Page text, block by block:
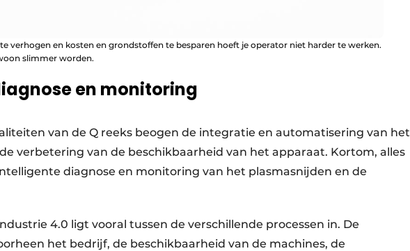
verhogen en kosten en grondstoffen te besparen hoeft je operator niet harder te werken.
slimmer worden.
en monitoring
van de Q reeks beogen de integratie en automatisering van het
verbetering van de beschikbaarheid van het apparaat. Kortom, alles
diagnose en monitoring van het plasmasnijden en de
4.0 ligt vooral tussen de verschillende processen in. De
het bedrijf, de beschikbaarheid van de machines, de